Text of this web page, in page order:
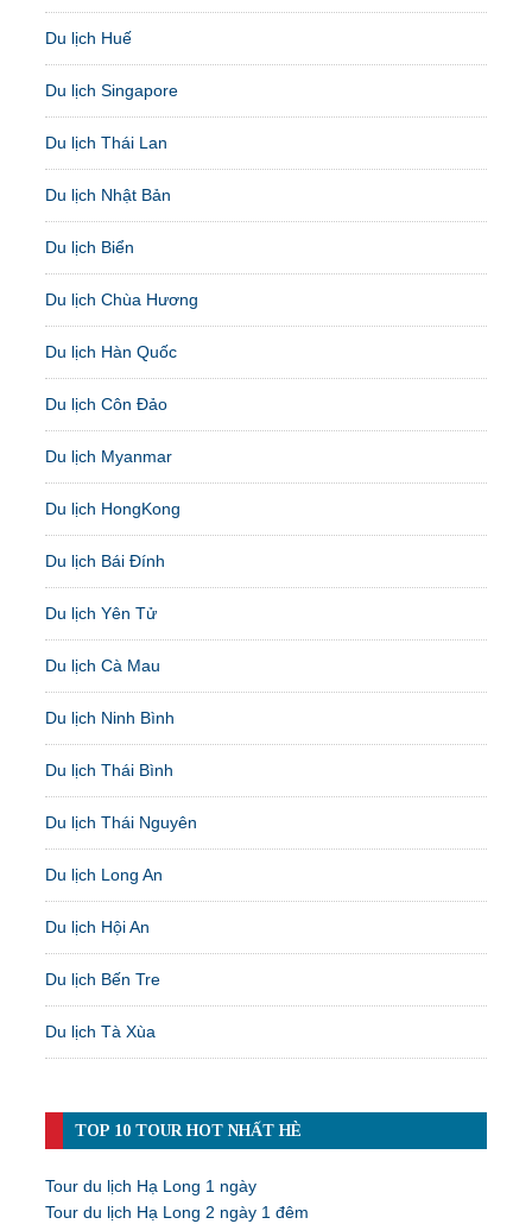
Du lịch Huế
Du lịch Singapore
Du lịch Thái Lan
Du lịch Nhật Bản
Du lịch Biển
Du lịch Chùa Hương
Du lịch Hàn Quốc
Du lịch Côn Đảo
Du lịch Myanmar
Du lịch HongKong
Du lịch Bái Đính
Du lịch Yên Tử
Du lịch Cà Mau
Du lịch Ninh Bình
Du lịch Thái Bình
Du lịch Thái Nguyên
Du lịch Long An
Du lịch Hội An
Du lịch Bến Tre
Du lịch Tà Xùa
TOP 10 TOUR HOT NHẤT HÈ
Tour du lịch Hạ Long 1 ngày
Tour du lịch Hạ Long 2 ngày 1 đêm